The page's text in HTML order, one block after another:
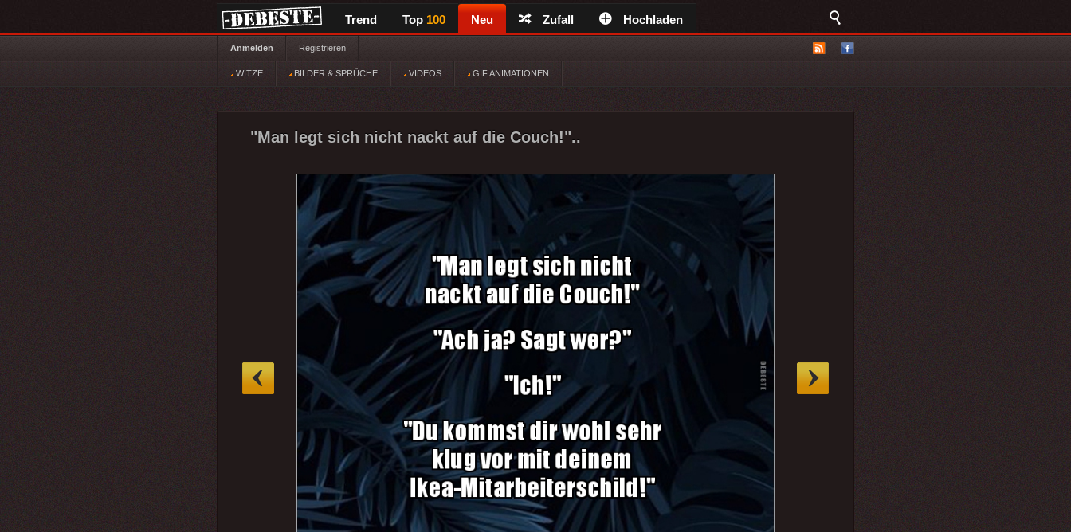
Trend Top 100 Neu Zufall Hochladen
Anmelden Registrieren
WITZE BILDER & SPRÜCHE VIDEOS GIF ANIMATIONEN
"Man legt sich nicht nackt auf die Couch!"..